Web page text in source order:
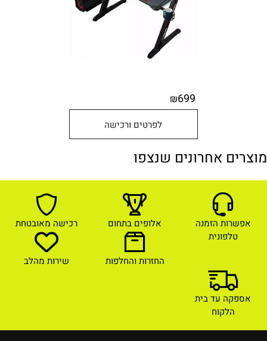
₪699
לפרטים ורכישה
מוצרים אחרונים שנצפו
אפשרות הזמנה
טלפונית
אלופים בתחום רכישה מאובטחת
החזרות והחלפות שירות מהלב
אספקה עד בית
הלקוח